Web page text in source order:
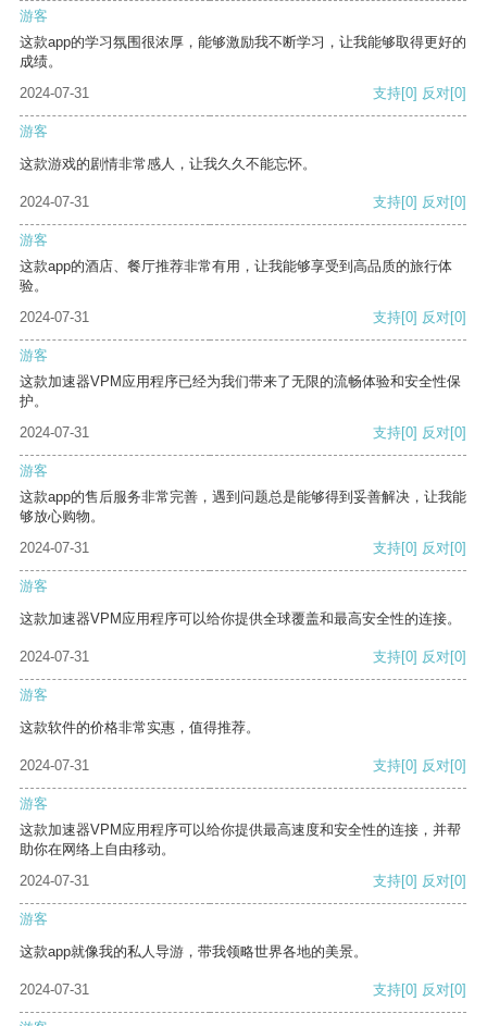
游客
这款app的学习氛围很浓厚，能够激励我不断学习，让我能够取得更好的
成绩。
2024-07-31
支持[0] 反对[0]
游客
这款游戏的剧情非常感人，让我久久不能忘怀。
2024-07-31 支持[0] 反对[0]
游客
这款app的酒店、餐厅推荐非常有用，让我能够享受到高品质的旅行体
验。
2024-07-31
支持[0] 反对[0]
游客
这款加速器VPM应用程序已经为我们带来了无限的流畅体验和安全性保
护。
2024-07-31
支持[0] 反对[0]
游客
这款app的售后服务非常完善，遇到问题总是能够得到妥善解决，让我能
够放心购物。
2024-07-31
支持[0] 反对[0]
游客
这款加速器VPM应用程序可以给你提供全球覆盖和最高安全性的连接。
2024-07-31 支持[0] 反对[0]
游客
这款软件的价格非常实惠，值得推荐。
2024-07-31 支持[0] 反对[0]
游客
这款加速器VPM应用程序可以给你提供最高速度和安全性的连接，并帮
助你在网络上自由移动。
2024-07-31
支持[0] 反对[0]
游客
这款app就像我的私人导游，带我领略世界各地的美景。
2024-07-31 支持[0] 反对[0]